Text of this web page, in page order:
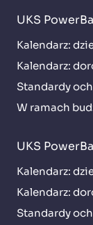
UKS
Kalendarz:
Kalendarz:
Standardy
W ramach
UKS
Kalendarz:
Kalendarz:
Standardy